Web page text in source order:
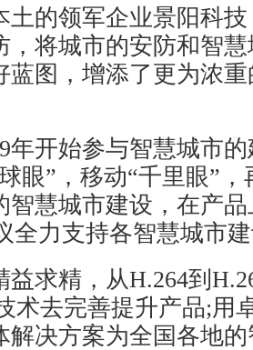
的领军企业景阳科技
，将城市的安防和智
蓝图，增添了更为浓
开始参与智慧城市的
眼”，移动“千里眼”
智慧城市建设，在产
全力支持各智慧城市
精，从H.264到
术去完善提升产品;用
解决方案为全国各地